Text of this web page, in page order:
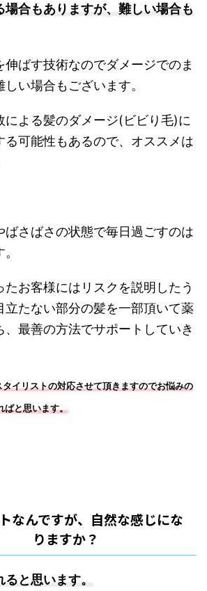
場合もありますが、難しい場合も
ばす技術なのでダメージでのま
い場合もございます。
による髪のダメージ(ビビり毛)に
る可能性もあるので、オススメは
ばさばさの状態で毎日過ごすのは
たお客様にはリスクを説明したう
立たない部分の髪を一部頂いて薬
最善の方法でサポートしていき
イリストの対応させて頂きますのでお悩みの
ばと思います。
なんですが、自然な感じにな
りますか？
と思います。